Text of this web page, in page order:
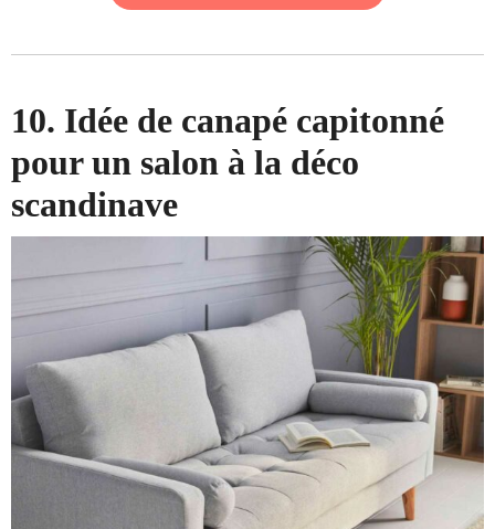
10. Idée de canapé capitonné
pour un salon à la déco
scandinave